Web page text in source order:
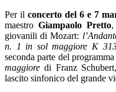
Per il concerto del 6 e 7
maestro Giampaolo Pretto,
giovanili di Mozart:
n. 1 in sol maggiore K
seconda parte del
maggioredi Franz
lascito sinfonico del grande